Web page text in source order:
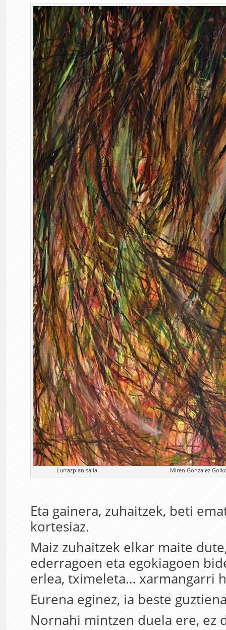
Lurrazpian saila Miren Gonzalez
Eta gainera, zuhaitzek, beti
kortesiaz.
Maiz zuhaitzek elkar maite
ederragoen eta egokiagoen
erlea, tximeleta… xarmangarri
Eurena eginez, ia beste
Nornahi mintzen duela ere, ez